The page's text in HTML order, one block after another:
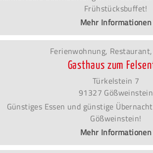
Frühstücksbuffet!
Mehr Informationen
Ferienwohnung,
Gasthaus zum
Türkelstein 7
91327 Gößweinstein
Günstiges Essen und günstige
Gößweinstein!
Mehr Informationen